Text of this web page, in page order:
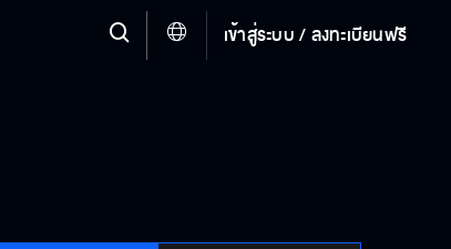
เข้าสู่ระบบ / ลงทะเบียนฟรี
มึงจับหลานกูมาขอทานใช่ไหม